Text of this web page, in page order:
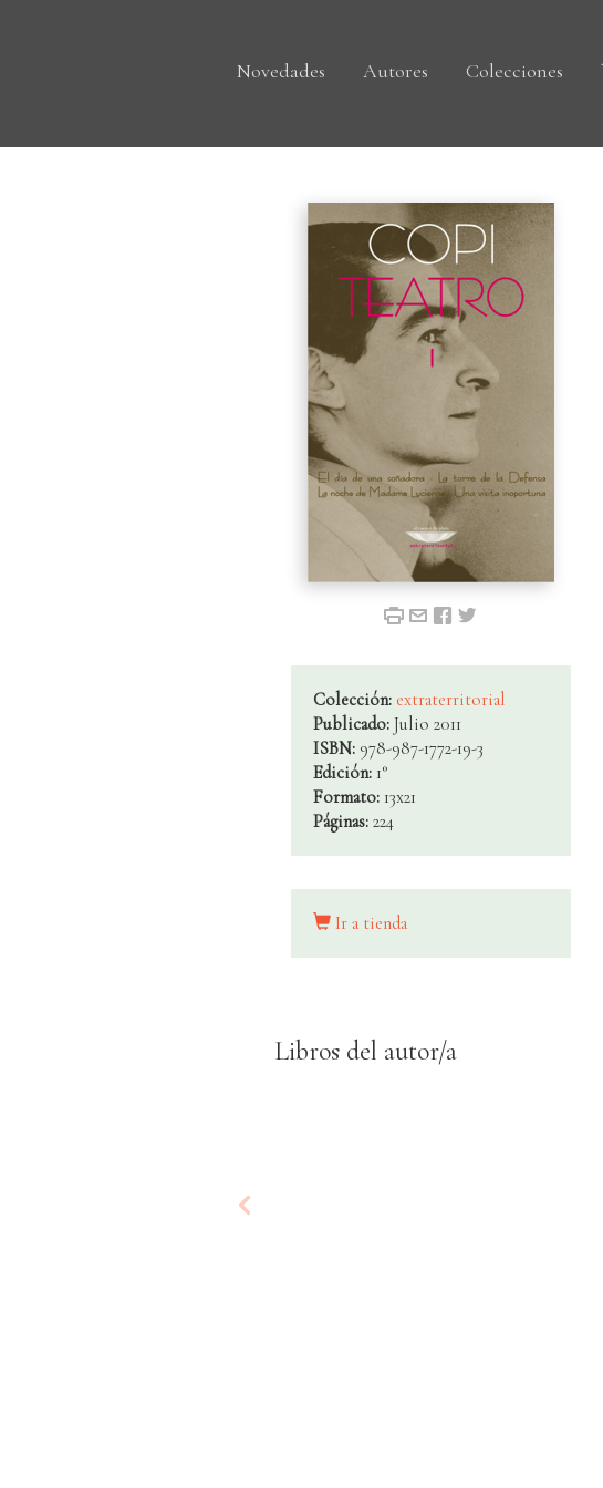
Novedades Autores Colecciones
Colección: extraterritorial
Publicado: Julio 2011
ISBN: 978-987-1772-19-3
Edición: 1°
Formato: 13x21
Páginas: 224
Ir a tienda
Libros del autor/a